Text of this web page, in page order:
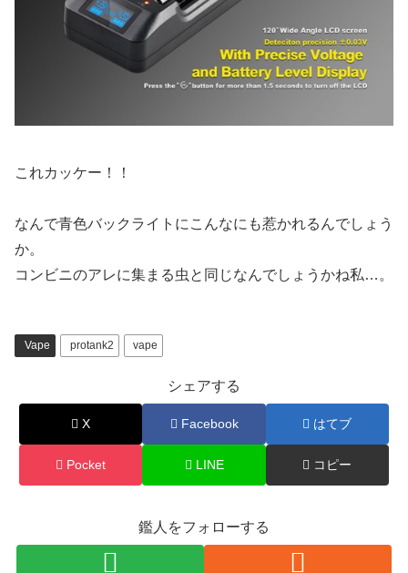
これカッケー！！
なんで青色バックライトにこんなにも惹かれるんでしょう
か。
コンビニのアレに集まる虫と同じなんでしょうかね私…。
Vape protank2 vape
シェアする
X Facebook はてブ
Pocket LINE コピー
鑑人をフォローする